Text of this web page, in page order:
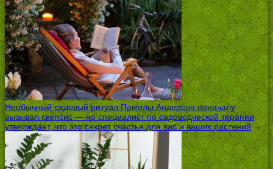
Необычный садовый ритуал Памелы Андерсон поначалу
вызывал скепсис — но специалист по садоводческой терапии
утверждает, что это секрет счастья для вас и ваших растений →